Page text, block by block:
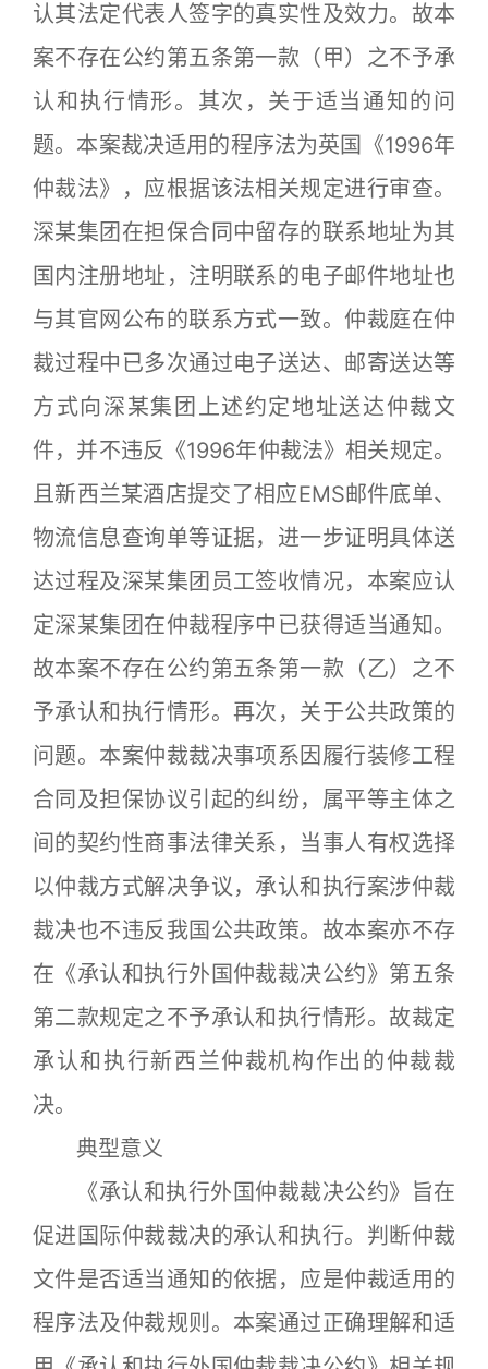
认其法定代表人签字的真实性及效力。故本
案不存在公约第五条第一款（甲）之不予承
认和执行情形。其次，关于适当通知的问
题。本案裁决适用的程序法为英国《1996年
仲裁法》，应根据该法相关规定进行审查。
深某集团在担保合同中留存的联系地址为其
国内注册地址，注明联系的电子邮件地址也
与其官网公布的联系方式一致。仲裁庭在仲
裁过程中已多次通过电子送达、邮寄送达等
方式向深某集团上述约定地址送达仲裁文
件，并不违反《1996年仲裁法》相关规定。
且新西兰某酒店提交了相应EMS邮件底单、
物流信息查询单等证据，进一步证明具体送
达过程及深某集团员工签收情况，本案应认
定深某集团在仲裁程序中已获得适当通知。
故本案不存在公约第五条第一款（乙）之不
予承认和执行情形。再次，关于公共政策的
问题。本案仲裁裁决事项系因履行装修工程
合同及担保协议引起的纠纷，属平等主体之
间的契约性商事法律关系，当事人有权选择
以仲裁方式解决争议，承认和执行案涉仲裁
裁决也不违反我国公共政策。故本案亦不存
在《承认和执行外国仲裁裁决公约》第五条
第二款规定之不予承认和执行情形。故裁定
承认和执行新西兰仲裁机构作出的仲裁裁
决。
典型意义
《承认和执行外国仲裁裁决公约》旨在
促进国际仲裁裁决的承认和执行。判断仲裁
文件是否适当通知的依据，应是仲裁适用的
程序法及仲裁规则。本案通过正确理解和适